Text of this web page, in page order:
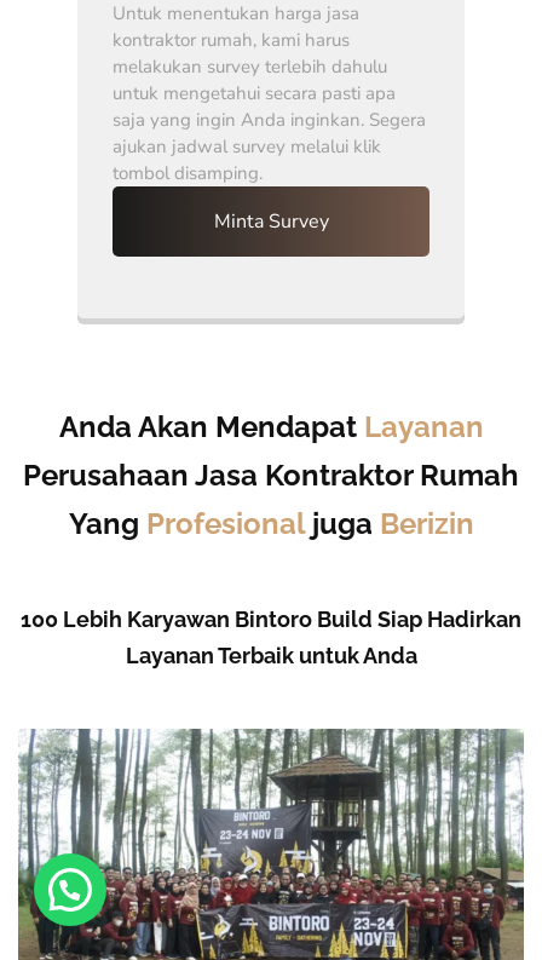
Untuk menentukan harga jasa
kontraktor rumah, kami harus
melakukan survey terlebih dahulu
untuk mengetahui secara pasti apa
saja yang ingin Anda inginkan. Segera
ajukan jadwal survey melalui klik
tombol disamping.
Minta Survey
Anda Akan Mendapat Layanan
Perusahaan Jasa Kontraktor Rumah
Yang Profesionaljuga Berizin
100 Lebih Karyawan Bintoro Build Siap Hadirkan
Layanan Terbaik untuk Anda